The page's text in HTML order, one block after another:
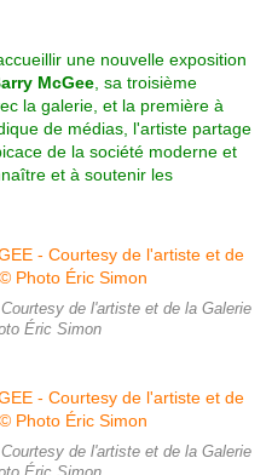
une nouvelle exposition
McGee , sa troisième
la galerie, et la première à
de médias, l'artiste partage
de la société moderne et
et à soutenir les
de l'artiste et de la Galerie
Éric Simon
de l'artiste et de la Galerie